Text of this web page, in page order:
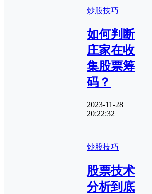
炒股技巧
如何判断
庄家在收
集股票筹
码？
2023-11-28
20:22:32
炒股技巧
股票技术
分析到底